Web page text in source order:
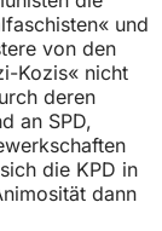
und
von den
Kozis« nicht
deren
an SPD,
die KPD in
dann